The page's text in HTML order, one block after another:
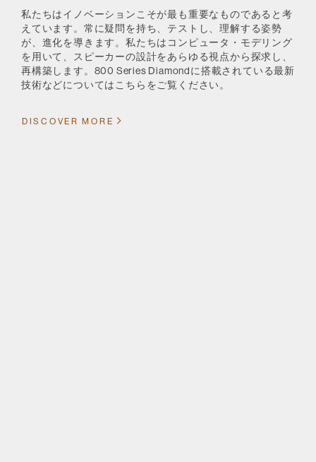
私たちはイノベーションこそが最も重要なものであると考
えています。常に疑問を持ち、テストし、理解する姿勢
が、進化を導きます。私たちはコンピュータ・モデリング
を用いて、スピーカーの設計をあらゆる視点から探求し、
再構築します。800 Series Diamondに搭載されている最新
技術などについてはこちらをご覧ください。
DISCOVER MORE